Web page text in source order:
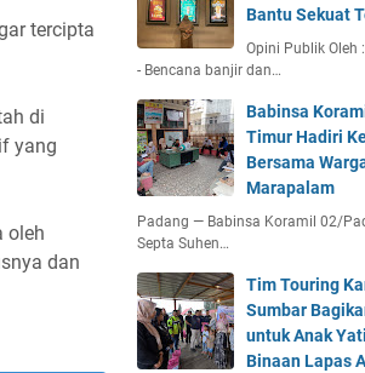
tercipta
di
yang
oleh
dan
Bantu Sekuat
Opini Publik Oleh
- Bencana banjir dan…
Babinsa
Timur Hadiri
Bersama
Marapalam
Padang — Babinsa Koramil 02/
Septa Suhen…
Tim Touring
Sumbar
untuk Anak
Binaan Lapas